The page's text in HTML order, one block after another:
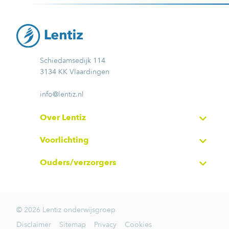
Schiedamsedijk 114
3134 KK Vlaardingen
info@lentiz.nl
Over Lentiz
Voorlichting
Ouders/verzorgers
© 2026 Lentiz onderwijsgroep
Disclaimer
Sitemap Privacy Cookies